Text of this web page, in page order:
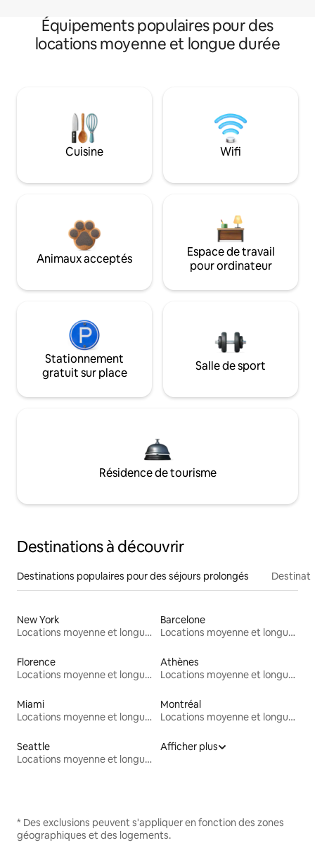
Équipements populaires pour des
locations moyenne et longue durée
Cuisine Wifi
Animaux acceptés
Espace de travail
pour ordinateur
Stationnement
gratuit sur place
Salle de sport
Résidence de tourisme
Destinations à découvrir
Destinations populaires pour des séjours prolongés
New York
Locations moyenne et longue durée
Barcelone
Locations moyenne et longue durée
Florence
Locations moyenne et longue durée
Athènes
Locations moyenne et longue durée
Miami
Locations moyenne et longue durée
Montréal
Locations moyenne et longue durée
Seattle
Locations moyenne et longue durée
Afficher plus
* Des exclusions peuvent s'appliquer en fonction des zones
géographiques et des logements.